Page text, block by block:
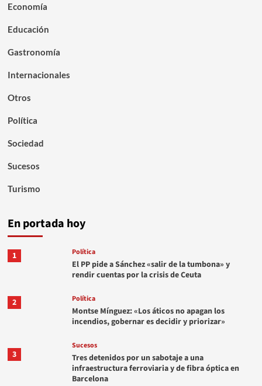
Economía
Educación
Gastronomía
Internacionales
Otros
Política
Sociedad
Sucesos
Turismo
En portada hoy
1 Política
El PP pide a Sánchez «salir de la tumbona» y
rendir cuentas por la crisis de Ceuta
2 Política
Montse Mínguez: «Los áticos no apagan los
incendios, gobernar es decidir y priorizar»
3
Sucesos
Tres detenidos por un sabotaje a una
infraestructura ferroviaria y de fibra óptica en
Barcelona